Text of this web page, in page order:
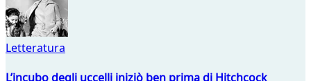
Letteratura
L’incubo degli uccelli iniziò ben prima di Hitchcock